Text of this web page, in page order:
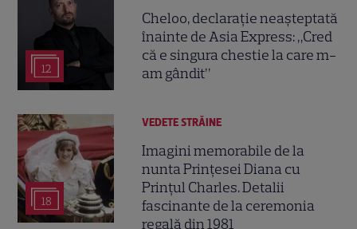
12
Cheloo, declarație neașteptată
înainte de Asia Express: „Cred
că e singura chestie la care m-
am gândit”
18
VEDETE STRĂINE
Imagini memorabile de la
nunta Prințesei Diana cu
Prințul Charles. Detalii
fascinante de la ceremonia
regală din 1981